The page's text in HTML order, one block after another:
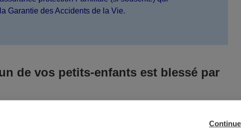
Garantie des Accidents de la Vie.
de vos petits-enfants est blessé par
la justice, le responsable est la personne ayant entrainé